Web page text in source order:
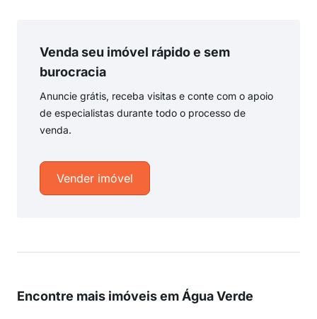
Venda seu imóvel rápido e sem
burocracia
Anuncie grátis, receba visitas e conte com o apoio
de especialistas durante todo o processo de
venda.
Vender imóvel
Encontre mais imóveis em Água Verde